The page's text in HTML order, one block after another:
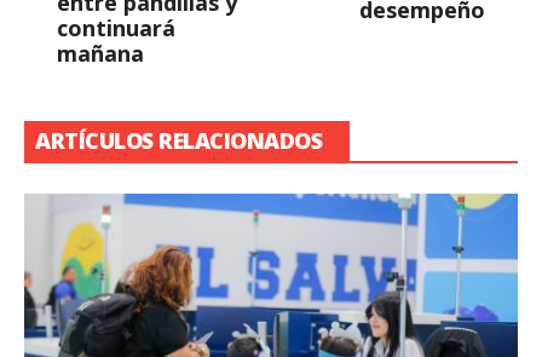
continuará
mañana
desempeño
ARTÍCULOS RELACIONADOS